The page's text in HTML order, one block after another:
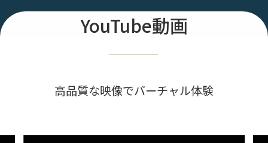
YouTube動画
高品質な映像でバーチャル体験